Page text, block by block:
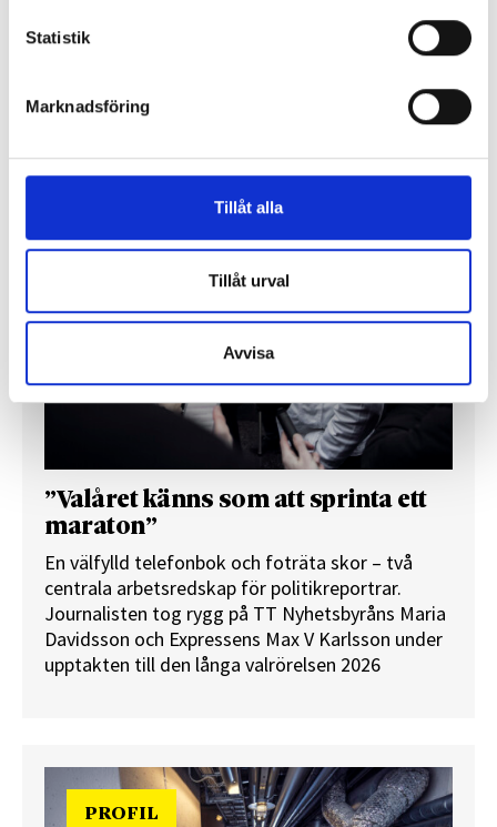
Statistik
Marknadsföring
Tillåt alla
Tillåt urval
Avvisa
REPORTAGE
”Valåret känns som att sprinta ett
maraton”
En välfylld telefonbok och foträta skor – två
centrala arbetsredskap för politikreportrar.
Journalisten tog rygg på TT Nyhetsbyråns Maria
Davidsson och Expressens Max V Karlsson under
upptakten till den långa valrörelsen 2026
PROFIL